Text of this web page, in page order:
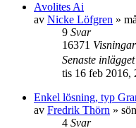
Avolites Ai
av Nicke Löfgren »
9 Svar
16371 Visningar
Senaste inlägget
tis 16 feb 2016,
Enkel lösning, typ
av Fredrik Thörn »
4 Svar